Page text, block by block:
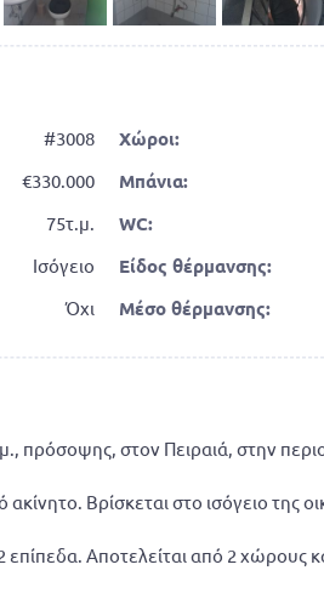
#3008
330.000
75τ.μ.
Ισόγειο
Όχι
Χώροι:
Μπάνια:
WC:
Είδος θέρμανσης:
Μέσο θέρμανσης:
πρόσοψης, στον Πειραιά, στην
ακίνητο. Βρίσκεται στο ισόγειο της
επίπεδα. Αποτελείται από 2 χώρους